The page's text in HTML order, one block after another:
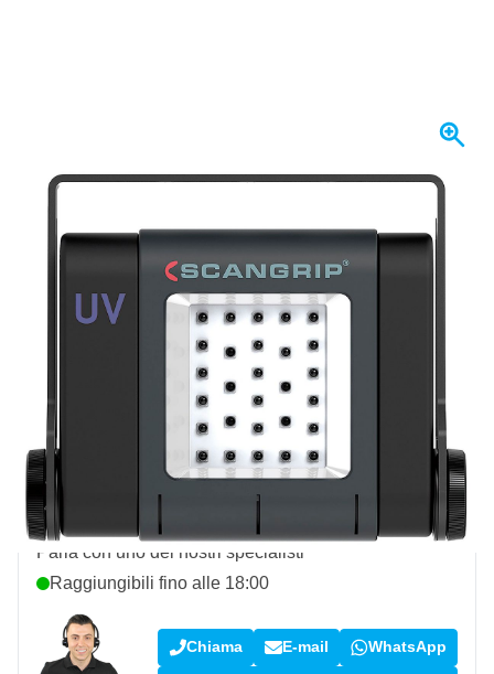
Spedito domani
2.074,70€
Aggiungi al Carrello
Ordina entro le 23:59,spedito domani
Spedizione gratuita da 150,- €
100 giorni
per resi & cambi
Recensioni dei clienti:
4,58/5(7.078 recensioni)
Domanda su questo prodotto?
Parla con uno dei nostri specialisti
Raggiungibili fino alle 18:00
Chiama E-mail WhatsApp